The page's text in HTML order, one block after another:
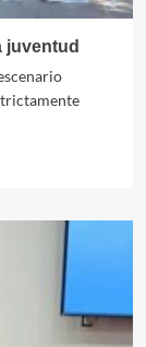
juventud